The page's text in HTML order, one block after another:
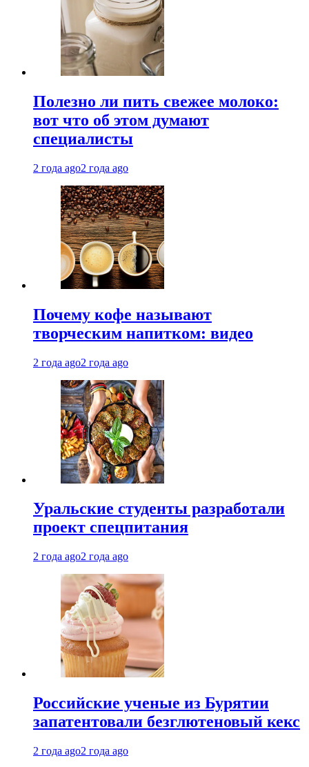
Полезно ли пить свежее молоко:
вот что об этом думают
специалисты
2 года ago2 года ago
Почему кофе называют
творческим напитком: видео
2 года ago2 года ago
Уральские студенты разработали
проект спецпитания
2 года ago2 года ago
Российские ученые из Бурятии
запатентовали безглютеновый кекс
2 года ago2 года ago